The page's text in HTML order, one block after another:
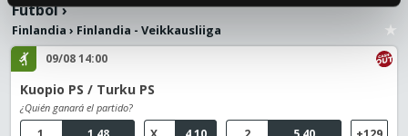
Fútbol›
Finlandia › Finlandia - Veikkausliiga
09/08 14:00
Kuopio PS / Turku PS
¿Quién ganará el partido?